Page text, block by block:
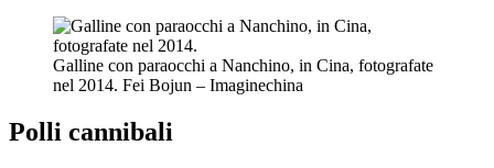
Galline con paraocchi a Nanchino, in Cina, fotografate
nel 2014. Fei Bojun – Imaginechina
Polli cannibali